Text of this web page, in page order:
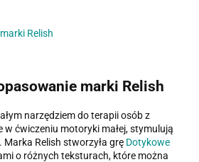
Relish
marki Relish
narzędziem do terapii osób z
w ćwiczeniu motoryki małej, stymulują
Marka Relish stworzyła grę Dotykowe
o różnych teksturach, które można